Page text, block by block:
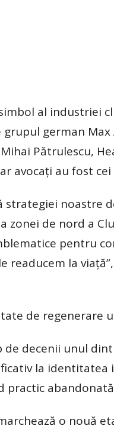
al industriei
german
Pătrulescu,
avocaţi au fost
strategiei noastre
zonei de nord a
pentru
readucem la
de regenerare
de decenii unul
la
o nouă